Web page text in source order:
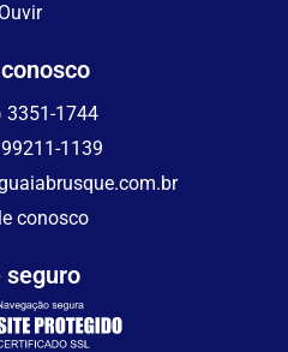
Ouvir
3351-1744
1139
conosco
seguro